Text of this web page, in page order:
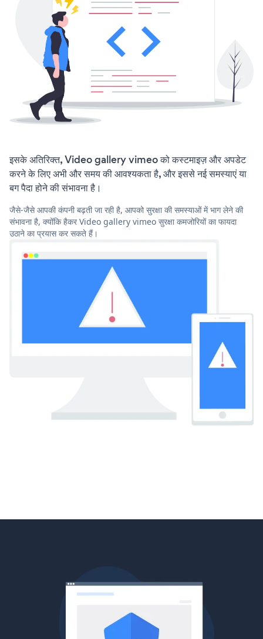
इसके अतिरिक्त, Video gallery vimeo को कस्टमाइज़ और अपडेट
करने के लिए अभी और समय की आवश्यकता है, और इससे नई समस्याएं या
बग पैदा होने की संभावना है।
जैसे-जैसे आपकी कंपनी बढ़ती जा रही है, आपको सुरक्षा की समस्याओं में भाग लेने की
संभावना है, क्योंकि हैकर Video gallery vimeo सुरक्षा कमजोरियों का फायदा
उठाने का प्रयास कर सकते हैं।